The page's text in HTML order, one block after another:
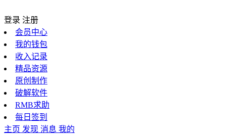
登录 注册
会员中心
我的钱包
收入记录
精品资源
原创制作
破解软件
RMB求助
每日签到
主页 发现 消息 我的